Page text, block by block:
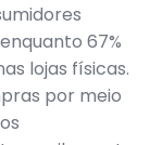
67%
lojas físicas.
por meio